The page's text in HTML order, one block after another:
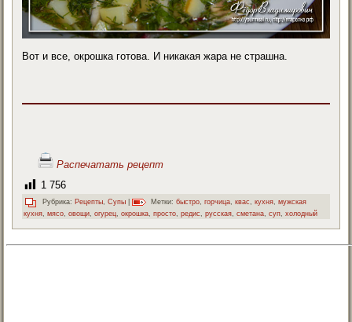
Вот и все, окрошка готова. И никакая жара не страшна.
Распечатать рецепт
1 756
Рубрика: Рецепты,Супы Метки: быстро,горчица,квас,кухня,мужская
кухня,мясо,овощи,огурец,окрошка,просто,редис,русская,сметана,суп,холодный